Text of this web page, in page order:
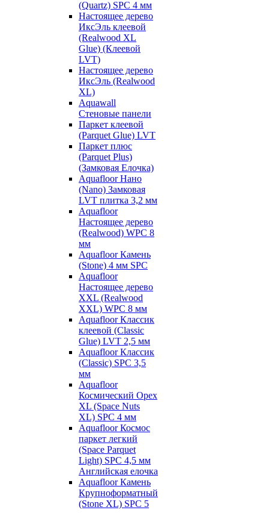
(Quartz) SPC 4 мм
Настоящее дерево
ИксЭль клеевой
(Realwood XL
Glue) (Клеевой
LVT)
Настоящее дерево
ИксЭль (Realwood
XL)
Aquawall
Стеновые панели
Паркет клеевой
(Parquet Glue) LVT
Паркет плюс
(Parquet Plus)
(Замковая Елочка)
Aquafloor Нано
(Nano) Замковая
LVT плитка 3,2 мм
Aquafloor
Настоящее дерево
(Realwood) WPC 8
мм
Aquafloor Камень
(Stone) 4 мм SPC
Aquafloor
Настоящее дерево
XXL (Realwood
XXL) WPC 8 мм
Aquafloor Классик
клеевой (Classic
Glue) LVT 2,5 мм
Aquafloor Классик
(Classic) SPC 3,5
мм
Aquafloor
Космический Орех
XL (Space Nuts
XL) SPC 4 мм
Aquafloor Космос
паркет легкий
(Space Parquet
Light) SPC 4,5 мм
Английская елочка
Aquafloor Камень
Крупноформатный
(Stone XL) SPC 5